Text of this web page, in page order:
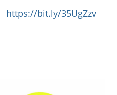
https://bit.ly/35UgZzv